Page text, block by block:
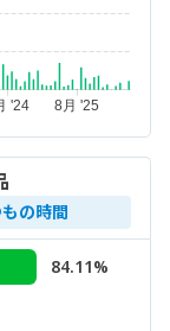
の時間
84.11%